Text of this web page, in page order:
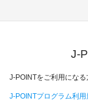
J-
J-POINTをご利用になる
J-POINTプログラム利用